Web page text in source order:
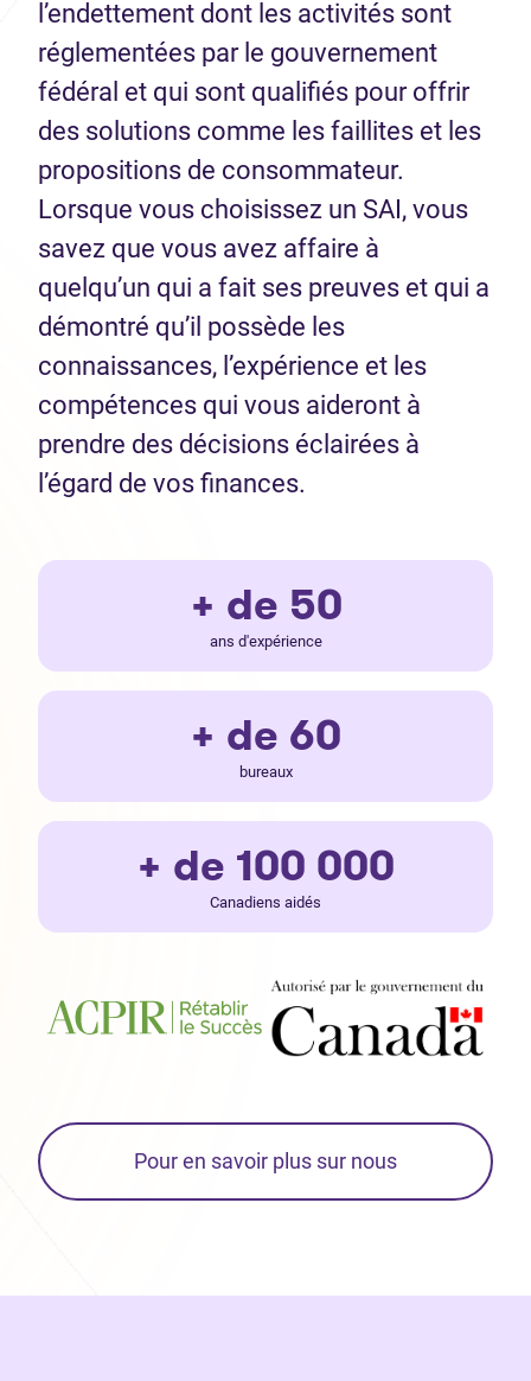
l’endettement dont les activités sont
réglementées par le gouvernement
fédéral et qui sont qualifiés pour offrir
des solutions comme les faillites et les
propositions de consommateur.
Lorsque vous choisissez un SAI, vous
savez que vous avez affaire à
quelqu’un qui a fait ses preuves et qui a
démontré qu’il possède les
connaissances, l’expérience et les
compétences qui vous aideront à
prendre des décisions éclairées à
l’égard de vos finances.
+ de 50
ans d'expérience
+ de 60
bureaux
+ de 100 000
Canadiens aidés
Pour en savoir plus sur nous